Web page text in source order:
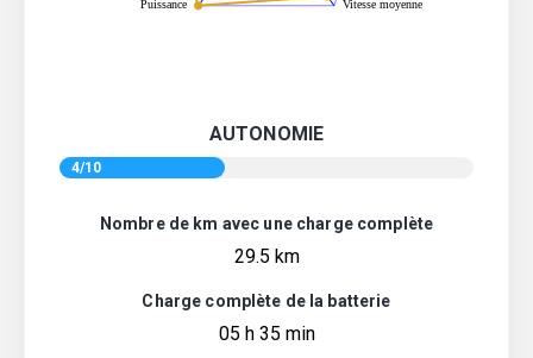
AUTONOMIE
4/10
Nombre de km avec une charge complète
29.5 km
Charge complète de la batterie
05 h 35 min